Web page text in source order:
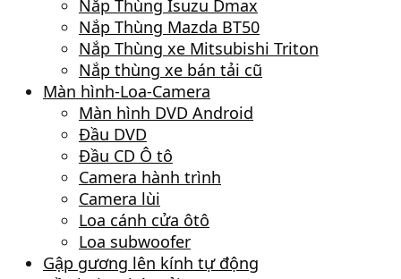
Nắp Thùng Isuzu Dmax
Nắp Thùng Mazda BT50
Nắp Thùng xe Mitsubishi Triton
Nắp thùng xe bán tải cũ
Màn hình-Loa-Camera
Màn hình DVD Android
Đầu DVD
Đầu CD Ô tô
Camera hành trình
Camera lùi
Loa cánh cửa ôtô
Loa subwoofer
Gập gương lên kính tự động